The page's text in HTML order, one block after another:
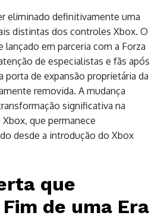
eliminado definitivamente uma
distintas dos controles Xbox. O
em parceria com a Forza
de especialistas e fãs após
porta de expansão proprietária da
removida. A mudança
significativa na
que permanece
desde a introdução do Xbox
que
de uma Era